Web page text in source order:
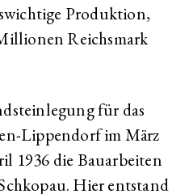
Produktion,
Reichsmark
für das
Lippendorf im März
1936 die Bauarbeiten
Hier entstand